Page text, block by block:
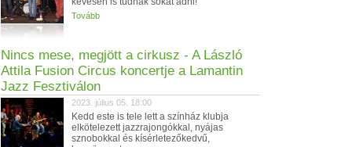
Tovább
Nincs mese, megjött a cirkusz - A László
Attila Fusion Circus koncertje a Lamantin
Jazz Fesztiválon
2023. július 05. 18:00
Kedd este is tele lett a színház klubja
elkötelezett jazzrajongókkal, nyájas
sznobokkal és kísérletezőkedvű,